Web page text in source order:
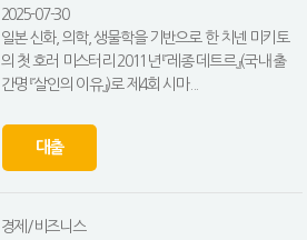
2025-07-30
일본 신화, 의학, 생물학을 기반으로 한 치넨 미키토
의 첫 호러 미스터리 2011년 『레종 데트르』(국내 출
간명 『살인의 이유』)로 제4회 시마...
대출
경제/비즈니스